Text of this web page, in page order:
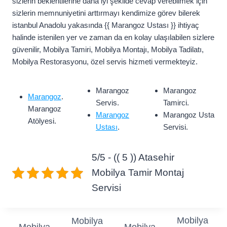
sizlerin memnuniyetini arttırmayı kendimize görev bilerek
istanbul Anadolu yakasında {{ Marangoz Ustası }} ihtiyaç
halinde istenilen yer ve zaman da en kolay ulaşılabilen sizlere
güvenilir, Mobilya Tamiri, Mobilya Montajı, Mobilya Tadilatı,
Mobilya Restorasyonu, özel servis hizmeti vermekteyiz.
Marangoz.
Marangoz
Atölyesi.
Marangoz
Servis.
Marangoz
Ustası.
Marangoz
Tamirci.
Marangoz Usta
Servisi.
5/5 - (( 5 )) Atasehir
Mobilya Tamir Montaj
Servisi
Mobilya Mobilya